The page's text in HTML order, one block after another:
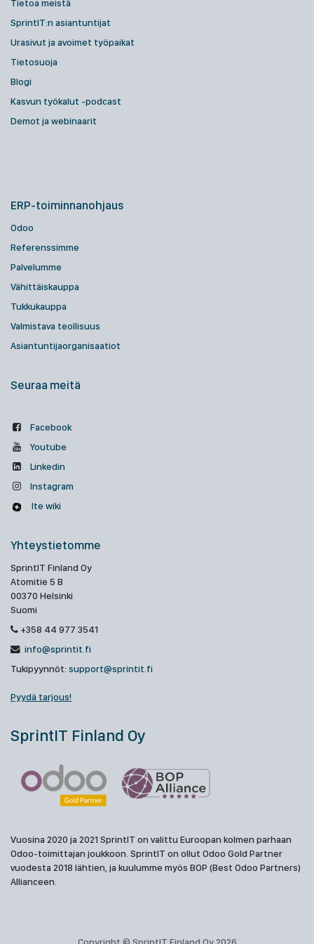
Tietoa meistä
SprintIT:n asiantuntijat
Urasivut ja avoimet työpaikat
Tietosuoja
Blogi
Kasvun työkalut -podcast
Demot ja webinaarit
ERP-toiminnanohjaus
Odoo
Referenssimme
Palvelumme
Vähittäiskauppa
Tukkukauppa
Valmistava teollisuus
Asiantuntijaorganisaatiot
Seuraa meitä
Facebook
Youtube
Linkedin
Instagram
Ite wiki
Yhteystietomme
SprintIT Finland Oy
Atomitie 5 B
00370 Helsinki
Suomi
+358 44 977 3541
info@sprintit.fi
Tukipyynnöt: support@sprintit.fi
Pyydä tarjous!
SprintIT Finland Oy
Vuosina 2020 ja 2021 SprintIT on valittu Euroopan kolmen parhaan
Odoo-toimittajan joukkoon. SprintIT on ollut Odoo Gold Partner
vuodesta 2018 lähtien, ja kuulumme myös BOP (Best Odoo Partners)
Allianceen.
Copyright © SprintIT Finland Oy 2026